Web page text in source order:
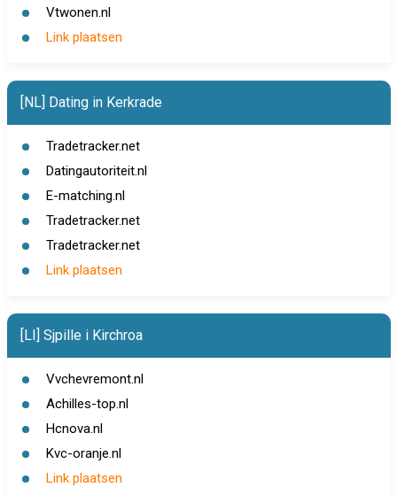
Vtwonen.nl
Link plaatsen
[NL] Dating in Kerkrade
Tradetracker.net
Datingautoriteit.nl
E-matching.nl
Tradetracker.net
Tradetracker.net
Link plaatsen
[LI] Sjpille i Kirchroa
Vvchevremont.nl
Achilles-top.nl
Hcnova.nl
Kvc-oranje.nl
Link plaatsen